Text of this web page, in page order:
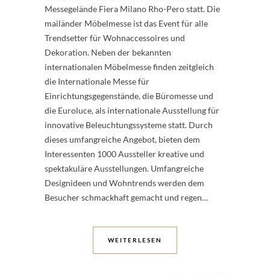
Messegelände Fiera Milano Rho-Pero statt. Die
mailänder Möbelmesse ist das Event für alle
Trendsetter für Wohnaccessoires und
Dekoration. Neben der bekannten
internationalen Möbelmesse finden zeitgleich
die Internationale Messe für
Einrichtungsgegenstände, die Büromesse und
die Euroluce, als internationale Ausstellung für
innovative Beleuchtungssysteme statt. Durch
dieses umfangreiche Angebot, bieten dem
Interessenten 1000 Aussteller kreative und
spektakuläre Ausstellungen. Umfangreiche
Designideen und Wohntrends werden dem
Besucher schmackhaft gemacht und regen…
WEITERLESEN